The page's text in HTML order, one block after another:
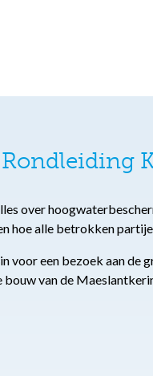
over
hoe alle betrokken
voor een bezoek aan
van de